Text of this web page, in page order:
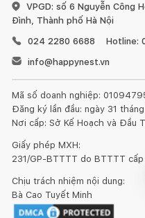
VPGD: số 6 Nguyễn Công
Đình, Thành phố Hà Nội
024 2280 6688
Hotline:
info@happynest.vn
Mã số doanh nghiệp:
Đăng ký lần đầu: ngày 31
Nơi cấp: Sở Kế Hoạch và Đầu
Giấy phép MXH:
231/GP-BTTTT do BTTTT
Chịu trách nhiệm nội dung:
Bà Cao Tuyết Minh